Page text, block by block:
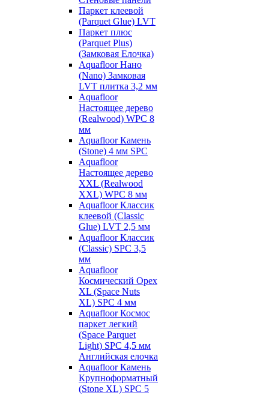
Паркет клеевой
(Parquet Glue) LVT
Паркет плюс
(Parquet Plus)
(Замковая Елочка)
Aquafloor Нано
(Nano) Замковая
LVT плитка 3,2 мм
Aquafloor
Настоящее дерево
(Realwood) WPC 8
мм
Aquafloor Камень
(Stone) 4 мм SPC
Aquafloor
Настоящее дерево
XXL (Realwood
XXL) WPC 8 мм
Aquafloor Классик
клеевой (Classic
Glue) LVT 2,5 мм
Aquafloor Классик
(Classic) SPC 3,5
мм
Aquafloor
Космический Орех
XL (Space Nuts
XL) SPC 4 мм
Aquafloor Космос
паркет легкий
(Space Parquet
Light) SPC 4,5 мм
Английская елочка
Aquafloor Камень
Крупноформатный
(Stone XL) SPC 5